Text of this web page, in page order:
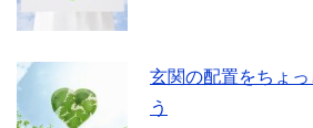
玄関の配置をちょ
う